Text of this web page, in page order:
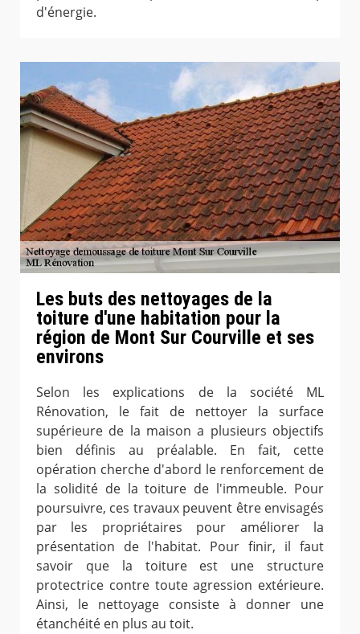
d'énergie.
Les buts des nettoyages de la
toiture d'une habitation pour la
région de Mont Sur Courville et ses
environs
Selon les explications de la société ML
Rénovation, le fait de nettoyer la surface
supérieure de la maison a plusieurs objectifs
bien définis au préalable. En fait, cette
opération cherche d'abord le renforcement de
la solidité de la toiture de l'immeuble. Pour
poursuivre, ces travaux peuvent être envisagés
par les propriétaires pour améliorer la
présentation de l'habitat. Pour finir, il faut
savoir que la toiture est une structure
protectrice contre toute agression extérieure.
Ainsi, le nettoyage consiste à donner une
étanchéité en plus au toit.